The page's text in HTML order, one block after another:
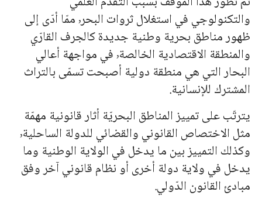
والتكنولوجي في استغلال ثروات البحر٬ ممّا أدّى إلى
ظهور مناطق بحرية وطنية جديدة كالجرف القارّي
والمنطقة الاقتصادية الخالصة٬ في مواجهة أعالي
البحار التي هي منطقة دولية أصبحت تسمّى بالتراث
المشترك للإنسانية.
يترتّب على تمييز المناطق البحريّة أثار قانونية مهمّة
مثل الاختصاص القانوني والقضائي للدولة الساحلية٬
وكذلك التمييز بين ما يدخل في الولاية الوطنية وما
يدخل في ولاية دولة أخرى أو نظام قانوني آخر وفق
مبادئ القانون الدّولي.